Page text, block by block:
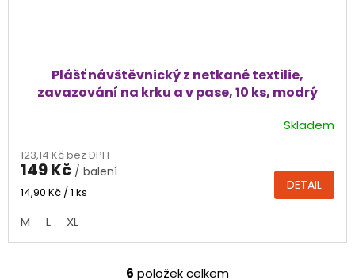
Plášť návštěvnický z netkané textilie,
zavazování na krku a v pase, 10 ks, modrý
produktu
je
5,0
5
hvězdiček.
Skladem
123,14 Kč bez DPH
149 Kč / balení
Měrná
14,90 Kč / 1 ks DETAIL
M L XL
6 položek celkem